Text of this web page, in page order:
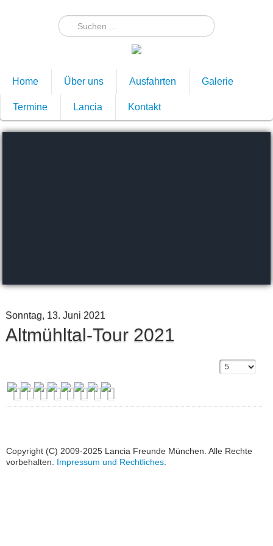
Home Über uns Ausfahrten Galerie
Termine Lancia Kontakt
Sonntag, 13. Juni 2021
Altmühltal-Tour 2021
Copyright (C) 2009-2025 Lancia Freunde München. Alle Rechte
vorbehalten. Impressum und Rechtliches